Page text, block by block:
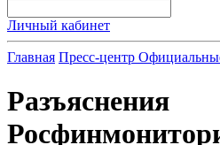
Личный кабинет
Главная Пресс-центр
Разъяснения